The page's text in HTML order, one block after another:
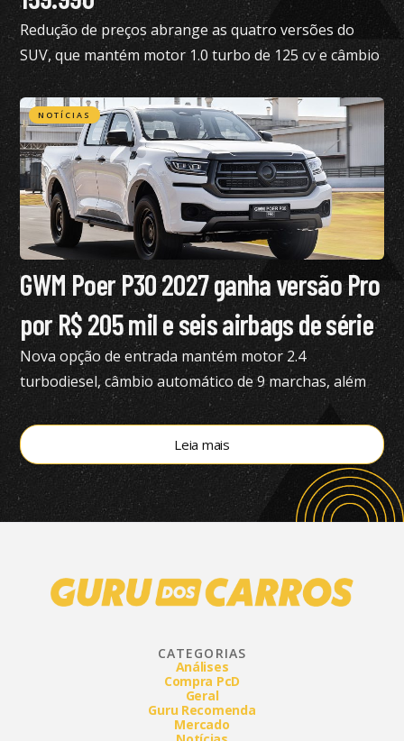
Redução de preços abrange as quatro versões do
SUV, que mantém motor 1.0 turbo de 125 cv e câmbio
de dupla embreagem
NOTÍCIAS
GWM Poer P30 2027 ganha versão Pro
por R$ 205 mil e seis airbags de série
Nova opção de entrada mantém motor 2.4
turbodiesel, câmbio automático de 9 marchas, além
de tração 4×4
Leia mais
CATEGORIAS
Análises
Compra PcD
Geral
Guru Recomenda
Mercado